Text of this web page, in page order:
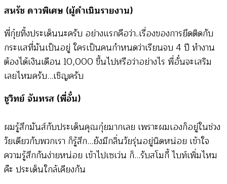
สหรัช ดาวพิเศษ (ผู้ดำเนินรายงาน)
พี่กุ๋ยทิ้งประเด็นนะครับ อย่างแรกคือว่า..เรื่องของการยึดติดกับ
กระแสที่มันเป็นอยู่ ใครเป็นคนกำหนดว่าเรียนจบ 4 ปี ทำงาน
ต้องได้เงินเดือน 10,000 ขึ้นไปหรือว่าอย่างไร พี่อั๋นจะเสริม
เลยไหมครับ…เชิญครับ
ชูวิทย์ จันทรส (พี่อั๋น)
ผมรู้สึกมันส์กับประเด็นคุณกุ๋ยมากเลย เพราะผมเองก็อยู่ในช่วง
วัยเดียวกับพวกเรา ก็รู้สึก…ยังมีกลิ่นวัยรุ่นอยู่นิดหน่อย เข้าใจ
ความรู้สึกกันง่ายหน่อย เข้าไปเซเว่น ก็…รับสโมกี้ ไบท์เพิ่มไหม
ค๊ะ ประเด็นใกล้เคียงกัน